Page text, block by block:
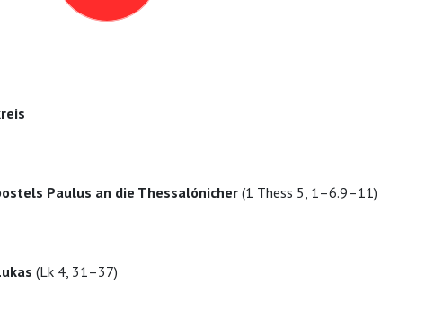
Paulus an die Thessalónicher(1 Thess 5, 1–6.9–11)
(Lk 4, 31–37)